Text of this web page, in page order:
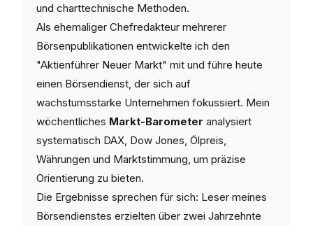
und charttechnische Methoden.
Als ehemaliger Chefredakteur mehrerer
Börsenpublikationen entwickelte ich den
"Aktienführer Neuer Markt" mit und führe heute
einen Börsendienst, der sich auf
wachstumsstarke Unternehmen fokussiert. Mein
wöchentliches Markt-Barometer analysiert
systematisch DAX, Dow Jones, Ölpreis,
Währungen und Marktstimmung, um präzise
Orientierung zu bieten.
Die Ergebnisse sprechen für sich: Leser meines
Börsendienstes erzielten über zwei Jahrzehnte